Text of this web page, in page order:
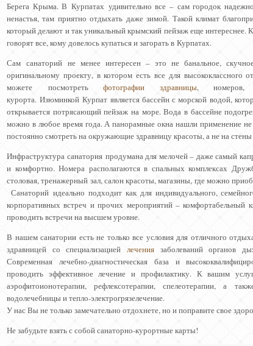
Берега Крыма. В Курпатах удивительно все – сам городок
ненастья, там приятно отдыхать даже зимой. Такой климат
который делают и так уникальный крымский пейзаж еще интереснее.
говорят все, кому довелось купаться и загорать в Курпатах.
Сам санаторий не менее интересен – это не банальное,
оригинальному проекту, в котором есть все для
можете посмотреть фотографии здравницы, номеров,
курорта. Изюминкой Курпат является бассейн с морской водой,
открывается потрясающий пейзаж на море. Вода в бассейне
можно в любое время года. А панорамные окна нашли применение
постоянно смотреть на окружающие здравницу красоты, а не на
Инфраструктура санатория продумана для мелочей – даже самый
и комфортно. Номера располагаются в спальных комплексах
столовая, тренажерный зал, салон красоты, магазины, где можно
Санаторий идеально подходит как для индивидуального,
корпоративных встреч и прочих мероприятий – комфортабельный
проводить встречи на высшем уровне.
В нашем санатории есть не только все условия для отличного
здравницей со специализацией лечения заболеваний органов
Современная лечебно-диагностическая база и
проводить эффективное лечение и профилактику. К вашим
аэрофитоионотерапии, рефлексотерапии, спелеотерапии, а
водолечебницы и тепло-электрогрязелечение.
У нас Вы не только замечательно отдохнете, но и поправите свое
Не забудьте взять с собой санаторно-курортные карты!